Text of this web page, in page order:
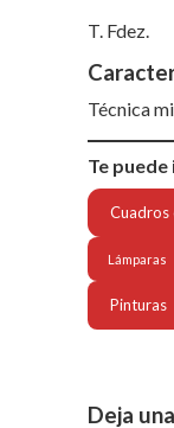
T. Fdez.
Técnica
Te
Cuadros
Lámparas
Pinturas
Deja